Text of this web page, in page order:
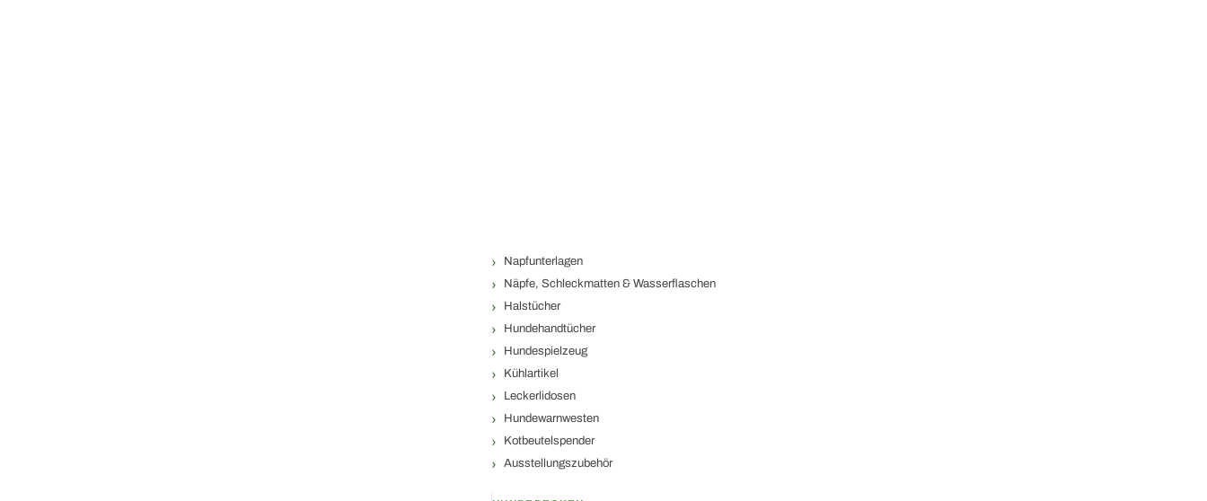
Napfunterlagen
Näpfe, Schleckmatten & Wasserflaschen
Halstücher
Hundehandtücher
Hundespielzeug
Kühlartikel
Leckerlidosen
Hundewarnwesten
Kotbeutelspender
Ausstellungszubehör